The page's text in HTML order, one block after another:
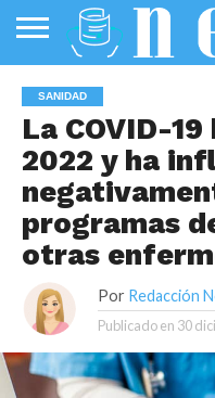
PÚBLICA
SANIDAD
INVESTIGACIÓN
ENTREVISTAS
PROFESIONALES
DE LA SALUD
INFOGRAFÍAS
DE SALUD
OPINIÓN
SANIDAD
La COVID-
2022 y ha
programas
otras
Por Redacción
Publicado en 30